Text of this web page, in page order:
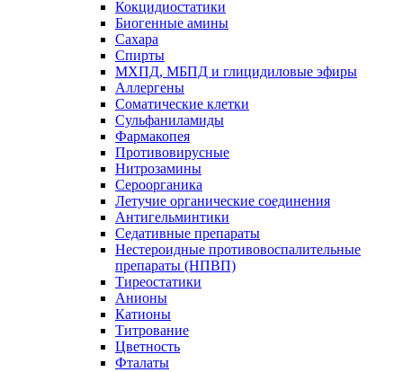
Кокцидиостатики
Биогенные амины
Сахара
Спирты
МХПД, МБПД и глицидиловые эфиры
Аллергены
Соматические клетки
Сульфаниламиды
Фармакопея
Противовирусные
Нитрозамины
Сероорганика
Летучие органические соединения
Антигельминтики
Седативные препараты
Нестероидные противовоспалительные
препараты (НПВП)
Тиреостатики
Анионы
Катионы
Титрование
Цветность
Фталаты